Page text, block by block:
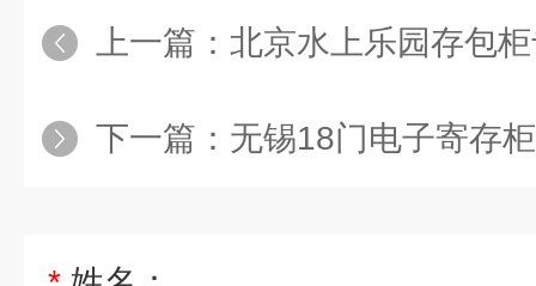
上一篇： 北京水上乐园存包
下一篇： 无锡18门电子寄存